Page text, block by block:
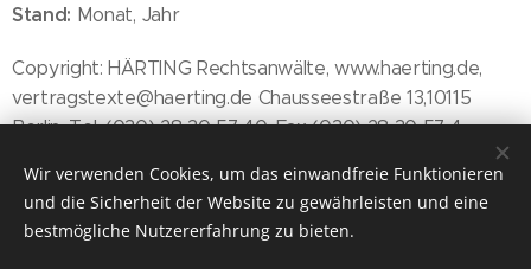
Stand: Monat, Jahr
Copyright: HÄRTING Rechtsanwälte, www.haerting.de,
vertragstexte@haerting.de Chausseestraße 13,10115
Berlin, Tel. (030) 28 30 57 40, Fax (030) 28 30 57 4
Wir verwenden Cookies, um das einwandfreie Funktionieren
und die Sicherheit der Website zu gewährleisten und eine
bestmögliche Nutzererfahrung zu bieten.